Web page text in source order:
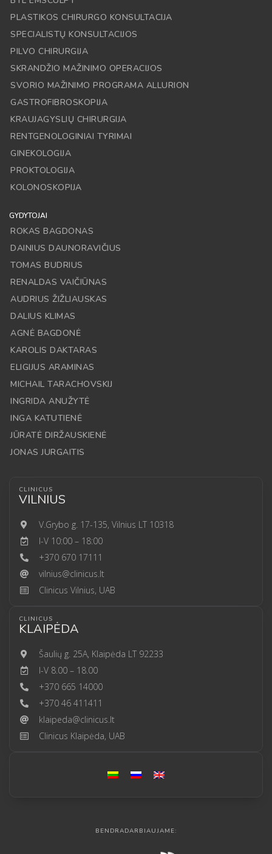
PLASTIKOS CHIRURGO KONSULTACIJA
SPECIALISTŲ KONSULTACIJOS
PILVO CHIRURGIJA
SKRANDŽIO MAŽINIMO OPERACIJOS
SVORIO MAŽINIMO PROGRAMA ALLURION
GASTROFIBROSKOPIJA
KRAUJAGYSLIŲ CHIRURGIJA
RENTGENOLOGINIAI TYRIMAI
GINEKOLOGIJA
PROKTOLOGIJA
KOLONOSKOPIJA
GYDYTOJAI
ROKAS BAGDONAS
DAINIUS DAUNORAVIČIUS
TOMAS BUDRIUS
RENALDAS VAIČIŪNAS
AUDRIUS ŽIŽLIAUSKAS
DALIUS KLIMAS
AGNĖ BAGDONĖ
KAROLIS DAKTARAS
ELIGIJUS ARAMINAS
MICHAIL TARACHOVSKIJ
INGRIDA ANUŽYTĖ
INGA KATUTIENĖ
JŪRATĖ DIRŽAUSKIENĖ
JONAS JURGAITIS
CLINICUS
VILNIUS
V.Grybo g. 17-135, Vilnius LT 10318
I-V 10:00 – 18:00
+370 670 17111
vilnius@clinicus.lt
Clinicus Vilnius, UAB
CLINICUS
KLAIPĖDA
Šaulių g. 25A, Klaipėda LT 92233
I-V 8.00 – 18.00
+370 665 14000
+370 46 411411
klaipeda@clinicus.lt
Clinicus Klaipėda, UAB
BENDRADARBIAUJAME: